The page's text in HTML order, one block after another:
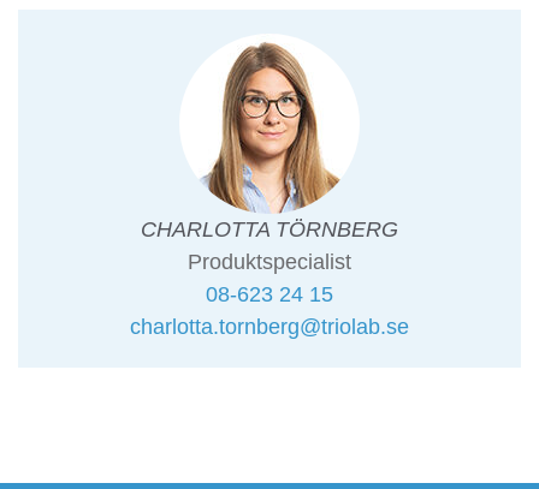
CHARLOTTA TÖRNBERG
Produktspecialist
08-623 24 15
charlotta.tornberg@triolab.se